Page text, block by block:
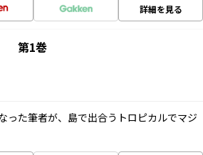
詳細を見る
第1巻
った筆者が、島で出合うトロピカルでマジ